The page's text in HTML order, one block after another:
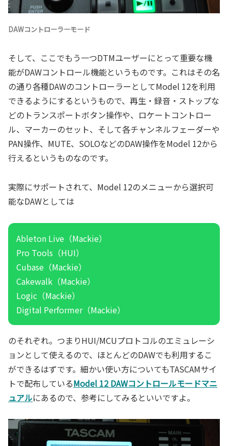
DAWコントローラーモード
そして、ここでもう一つDTMユーザーにとって重要な機
能がDAWコントロール機能というものです。これはその名
の通り各種DAWのコントローラーとしてModel 12を利用
できるようにするというもので、再生・録音・ストップな
どのトランスポートボタン操作や、ロケートコントロー
ル、マーカーのセット、そして各チャンネルフェーダーや
PAN操作、MUTE、SOLOなどのDAW操作をModel 12から
行えるというものなのです。
実際にサポートされて、Model 12のメニューから選択可
能なDAWとしては
Ableton Live（Mackie）
Pro Tools（HUI）
Cubase（Mackie）
Cakewalk（Mackie）
Logic（Mackie）
Digital Performer（Mackie）
のそれぞれ。つまりHUI/MCUプロトコルのエミュレーシ
ョンとして使えるので、ほとんどのDAWでも利用するこ
ができるはずです。細かい使い方についてもTASCAMサイ
トで配布しているModel 12 DAWコントロールモードマニ
ュアルにあるので、参考にしてみるといいですよ。